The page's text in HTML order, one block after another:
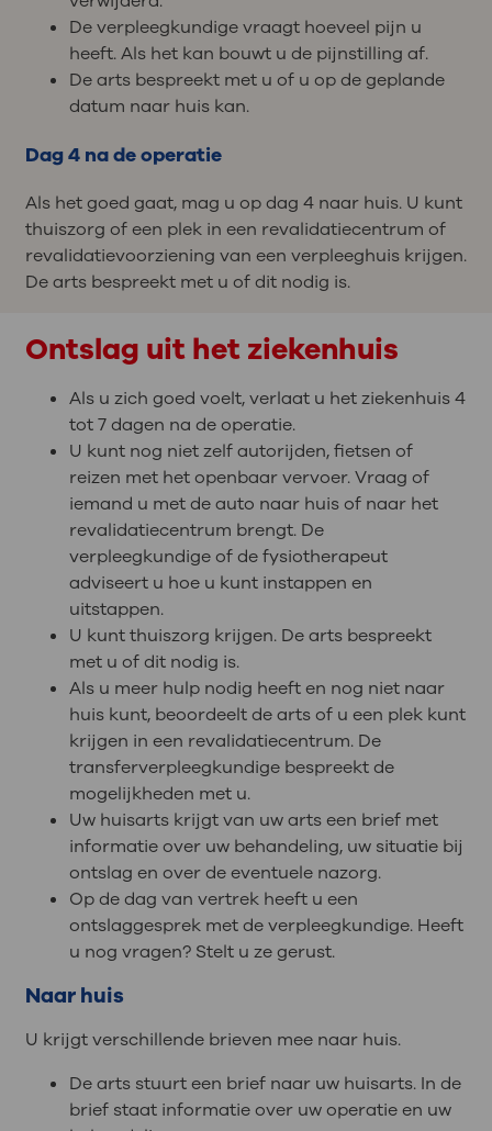
De verpleegkundige vraagt hoeveel pijn u
heeft. Als het kan bouwt u de pijnstilling af.
De arts bespreekt met u of u op de geplande
datum naar huis kan.
Dag 4 na de operatie
Als het goed gaat, mag u op dag 4 naar huis. U kunt
thuiszorg of een plek in een revalidatiecentrum of
revalidatievoorziening van een verpleeghuis krijgen.
De arts bespreekt met u of dit nodig is.
Ontslag uit het ziekenhuis
Als u zich goed voelt, verlaat u het ziekenhuis 4
tot 7 dagen na de operatie.
U kunt nog niet zelf autorijden, fietsen of
reizen met het openbaar vervoer. Vraag of
iemand u met de auto naar huis of naar het
revalidatiecentrum brengt. De
verpleegkundige of de fysiotherapeut
adviseert u hoe u kunt instappen en
uitstappen.
U kunt thuiszorg krijgen. De arts bespreekt
met u of dit nodig is.
Als u meer hulp nodig heeft en nog niet naar
huis kunt, beoordeelt de arts of u een plek kunt
krijgen in een revalidatiecentrum. De
transferverpleegkundige bespreekt de
mogelijkheden met u.
Uw huisarts krijgt van uw arts een brief met
informatie over uw behandeling, uw situatie bij
ontslag en over de eventuele nazorg.
Op de dag van vertrek heeft u een
ontslaggesprek met de verpleegkundige. Heeft
u nog vragen? Stelt u ze gerust.
Naar huis
U krijgt verschillende brieven mee naar huis.
De arts stuurt een brief naar uw huisarts. In de
brief staat informatie over uw operatie en uw